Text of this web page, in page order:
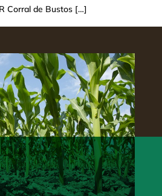
Corral de Bustos […]